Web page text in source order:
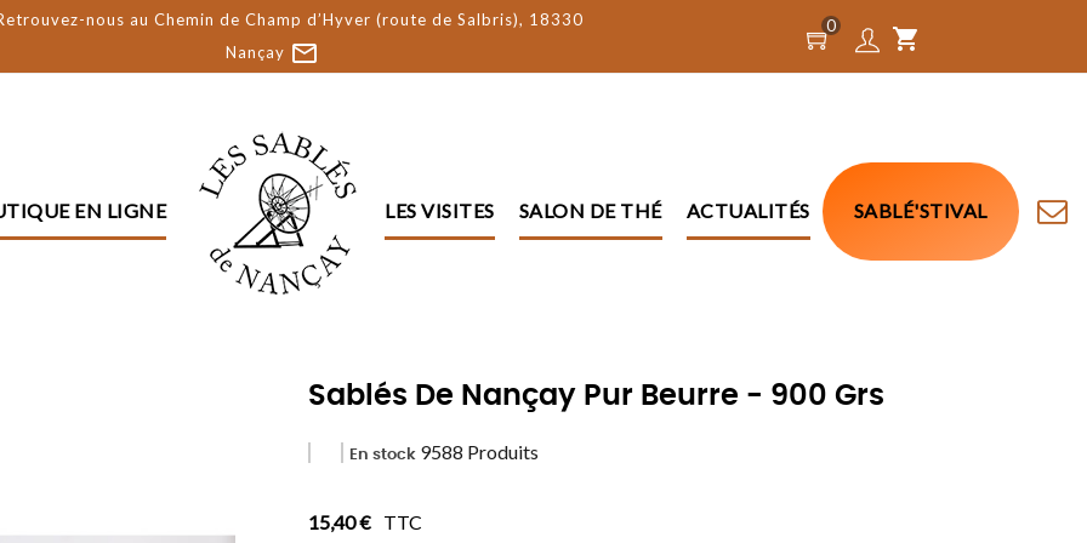
nous au Chemin de Champ d’Hyver (route de Salbris), 18330
Nançay mail_outline
0 shopping_cart
EN LIGNE LES VISITES SALON DE THÉ ACTUALITÉS SABLÉ'STIVAL
Sablés De Nançay Pur Beurre - 900 Grs
En stock 9588 Produits
15,40 € TTC